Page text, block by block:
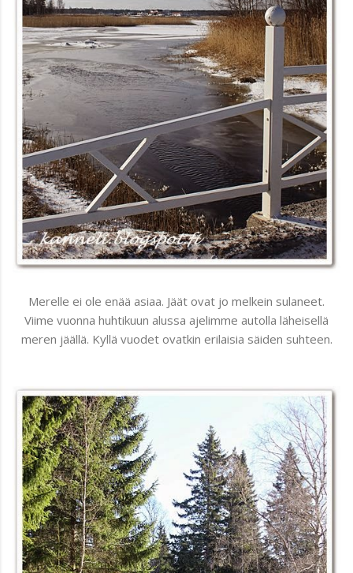
Merelle ei ole enää asiaa. Jäät ovat jo melkein sulaneet.
Viime vuonna huhtikuun alussa ajelimme autolla läheisellä
meren jäällä. Kyllä vuodet ovatkin erilaisia säiden suhteen.